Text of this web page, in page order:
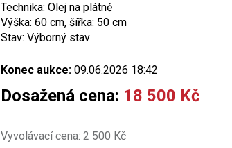
Technika: Olej na plátně
Výška: 60 cm, šířka: 50 cm
Stav: Výborný stav
Konec aukce: 09.06.2026 18:42
Dosažená cena: 18 500 Kč
Vyvolávací cena: 2 500 Kč